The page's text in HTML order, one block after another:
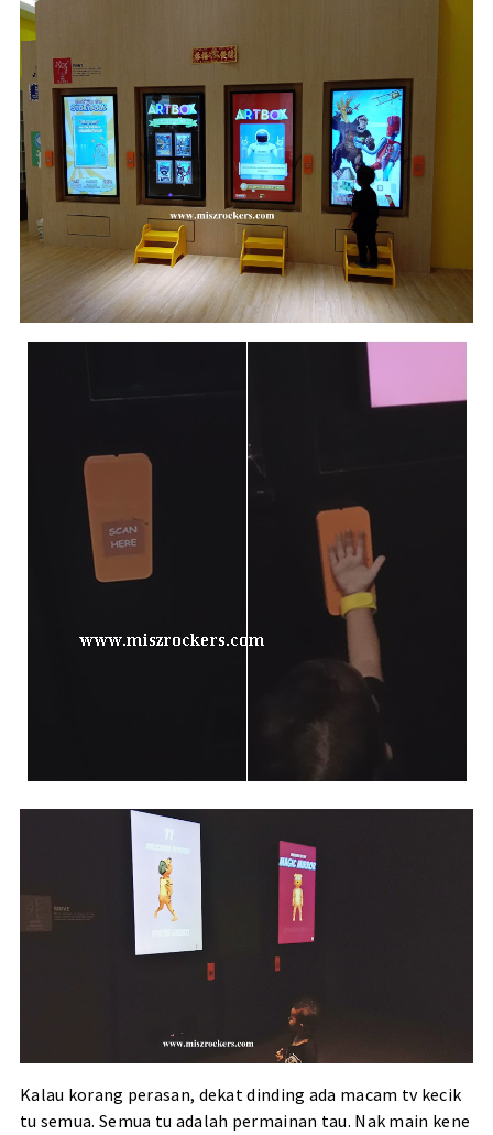
Kalau korang perasan, dekat dinding ada macam tv kecik
tu semua. Semua tu adalah permainan tau. Nak main kene